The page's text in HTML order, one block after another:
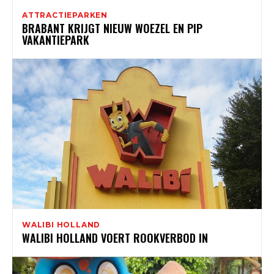
ATTRACTIEPARKEN
BRABANT KRIJGT NIEUW WOEZEL EN PIP
VAKANTIEPARK
WALIBI HOLLAND
WALIBI HOLLAND VOERT ROOKVERBOD IN